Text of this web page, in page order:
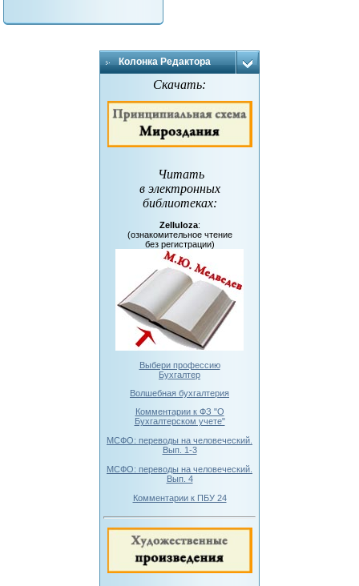
Колонка Редактора
Скачать:
Читать
в электронных
библиотеках:
Zelluloza:
(ознакомительное чтение
без регистрации)
Выбери профессию
Бухгалтер
Волшебная бухгалтерия
Комментарии к ФЗ "О
Бухгалтерском учете"
МСФО: переводы на человеческий.
Вып. 1-3
МСФО: переводы на человеческий.
Вып. 4
Комментарии к ПБУ 24